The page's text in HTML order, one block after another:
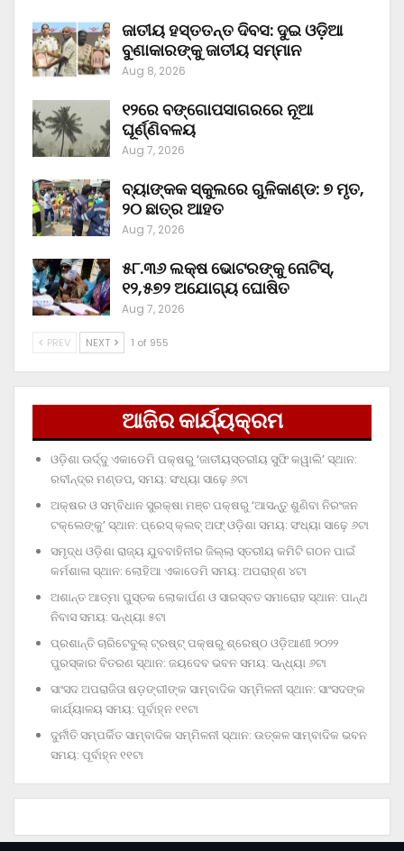
ଜାତୀୟ ହସ୍ତତନ୍ତ ଦିବସ: ଦୁଇ ଓଡ଼ିଆ
ବୁଣାକାରଙ୍କୁ ଜାତୀୟ ସମ୍ମାନ
Aug 8, 2026
୧୨ରେ ବଙ୍ଗୋପସାଗରରେ ନୂଆ
ଘୂର୍ଣ୍ଣିବଳୟ
Aug 7, 2026
ବ୍ୟାଙ୍କକ ସ୍କୁଲରେ ଗୁଳିକାଣ୍ଡ: ୭ ମୃତ,
୨୦ ଛାତ୍ର ଆହତ
Aug 7, 2026
୫୮.୩୬ ଲକ୍ଷ ଭୋଟରଙ୍କୁ ନୋଟିସ୍‌,
୧୨,୫୭୨ ଅଯୋଗ୍ୟ ଘୋଷିତ
Aug 7, 2026
PREV NEXT 1 of 955
ଆଜିର କାର୍ଯ୍ୟକ୍ରମ
ଓଡ଼ିଶା ଊର୍ଦ୍ଦୁ ଏକାଡେମି ପକ୍ଷରୁ ‘ଜାତୀୟସ୍ତରୀୟ ସୁଫି କୱାଲି’ ସ୍ଥାନ:
ରବୀନ୍ଦ୍ର ମଣ୍ଡପ, ସମୟ: ସଂଧ୍ୟା ସାଢ଼େ ୬ଟା
ଅକ୍ଷର ଓ ସମ୍ବିଧାନ ସୁରକ୍ଷା ମଞ୍ଚ ପକ୍ଷରୁ ‘ଆସନ୍ତୁ ଶୁଣିବା ନିରଂଜନ
ଟକ୍‌ଲେଙ୍କୁ’ ସ୍ଥାନ: ପ୍ରେସ୍‌ କ୍ଲବ୍‌ ଅଫ୍‌ ଓଡ଼ିଶା ସମୟ: ସଂଧ୍ୟା ସାଢ଼େ ୬ଟା
ସମୃଦ୍ଧ ଓଡ଼ିଶା ରାଜ୍ୟ ଯୁବବାହିନୀର ଜିଲ୍ଲା ସ୍ତରୀୟ କମିଟି ଗଠନ ପାଇଁ
କର୍ମଶାଳା ସ୍ଥାନ: ଲୋହିଆ ଏକାଡେମି ସମୟ: ଅପରାହ୍‌ଣ ୪ଟା
ଅଶାନ୍ତ ଆତ୍ମା ପୁସ୍ତକ ଲୋକାର୍ପଣ ଓ ସାରସ୍ବତ ସମାରୋହ ସ୍ଥାନ: ପାନ୍ଥ
ନିବାସ ସମୟ: ସନ୍ଧ୍ୟା ୫ଟା
ପ୍ରଶାନ୍ତି ଚାରିଟେବୁଲ୍‌ ଟ୍ରଷ୍ଟ୍‌ ପକ୍ଷରୁ ଶ୍ରେଷ୍ଠ ଓଡ଼ିଆଣୀ ୨୦୨୨
ପୁରସ୍କାର ବିତରଣ ସ୍ଥାନ: ଜୟଦେବ ଭବନ ସମୟ: ସନ୍ଧ୍ୟା ୬ଟା
ସାଂସଦ ଅପରାଜିତା ଷଡ଼ଙ୍ଗୀଙ୍କ ସାମ୍ବାଦିକ ସମ୍ମିଳନୀ ସ୍ଥାନ: ସାଂସଦଙ୍କ
କାର୍ଯ୍ୟାଳୟ ସମୟ: ପୂର୍ବାହ୍ନ ୧୧ଟା
ଦୁର୍ନୀତି ସମ୍ପର୍କିତ ସାମ୍ବାଦିକ ସମ୍ମିଳନୀ ସ୍ଥାନ: ଉତ୍କଳ ସାମ୍ବାଦିକ ଭବନ
ସମୟ: ପୂର୍ବାହ୍ନ ୧୧ଟା